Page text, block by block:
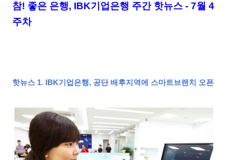
참! 좋은 은행, IBK기업은행 주간 핫뉴스 - 7월 4
주차
핫뉴스 1. IBK기업은행, 공단 배후지역에 스마트브랜치 오픈